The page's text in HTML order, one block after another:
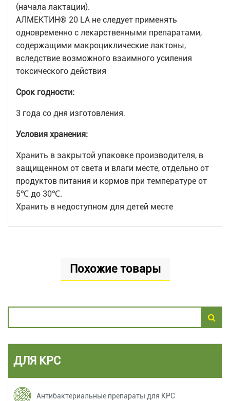
(начала лактации).
АЛМЕКТИН® 20 LA не следует применять
одновременно с лекарственными препаратами,
содержащими макроциклические лактоны,
вследствие возможного взаимного усиления
токсического действия
Срок годности:
3 года со дня изготовления.
Условия хранения:
Хранить в закрытой упаковке производителя, в
защищенном от света и влаги месте, отдельно от
продуктов питания и кормов при температуре от
5℃ до 30℃.
Хранить в недоступном для детей месте
Похожие товары
ДЛЯ КРС
Антибактериальные препараты для КРС